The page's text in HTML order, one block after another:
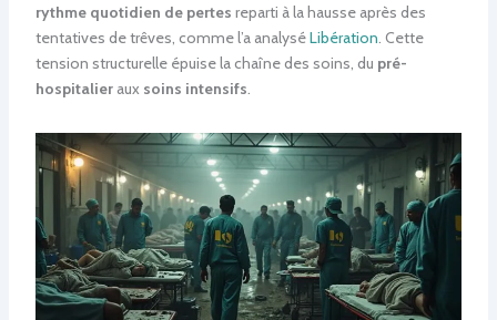
rythme quotidien de pertes reparti à la hausse après des
tentatives de trêves, comme l’a analyséLibération. Cette
tension structurelle épuise la chaîne des soins, du pré-
hospitalieraux soins intensifs.